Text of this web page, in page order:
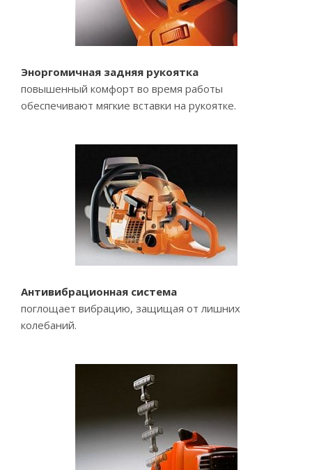
Эноргомичная задняя рукоятка
повышенный комфорт во время работы
обеспечивают мягкие вставки на рукоятке.
Антивибрационная система
поглощает вибрацию, защищая от лишних
колебаний.